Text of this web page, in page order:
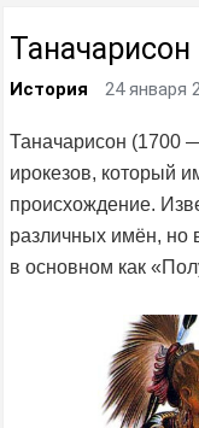
Таначарисон
История 24 января
Таначарисон (1700
ирокезов, который
происхождение.
различных имён, но
в основном как